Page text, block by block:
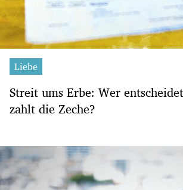
Liebe
Streit ums Erbe: Wer
zahlt die Zeche?